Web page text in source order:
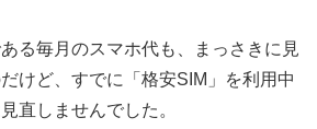
る毎月のスマホ代も、まっさきに見
けど、すでに「格安SIM」を利用中
直しませんでした。